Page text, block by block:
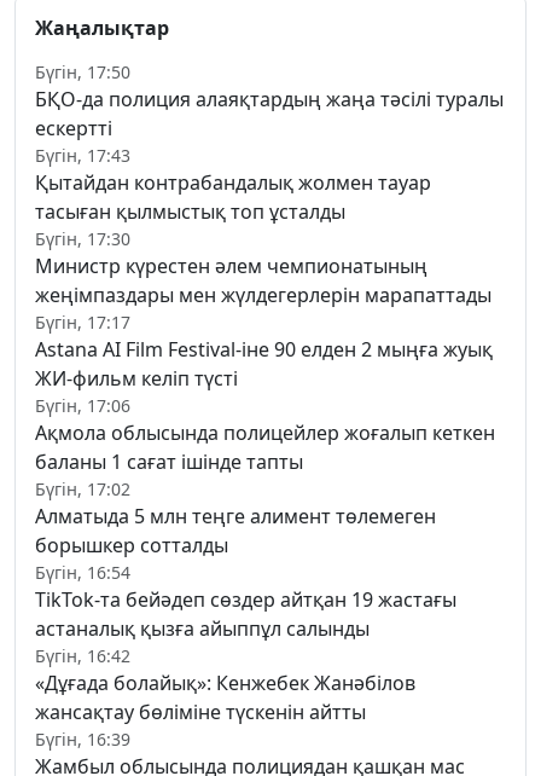
Жаңалықтар
Бүгін, 17:50
БҚО-да полиция алаяқтардың жаңа тәсілі туралы
ескертті
Бүгін, 17:43
Қытайдан контрабандалық жолмен тауар
тасыған қылмыстық топ ұсталды
Бүгін, 17:30
Министр күрестен әлем чемпионатының
жеңімпаздары мен жүлдегерлерін марапаттады
Бүгін, 17:17
Astana AI Film Festival-іне 90 елден 2 мыңға жуық
ЖИ-фильм келіп түсті
Бүгін, 17:06
Ақмола облысында полицейлер жоғалып кеткен
баланы 1 сағат ішінде тапты
Бүгін, 17:02
Алматыда 5 млн теңге алимент төлемеген
борышкер сотталды
Бүгін, 16:54
TikTok-та бейәдеп сөздер айтқан 19 жастағы
астаналық қызға айыппұл салынды
Бүгін, 16:42
«Дұғада болайық»: Кенжебек Жанәбілов
жансақтау бөліміне түскенін айтты
Бүгін, 16:39
Жамбыл облысында полициядан қашқан мас